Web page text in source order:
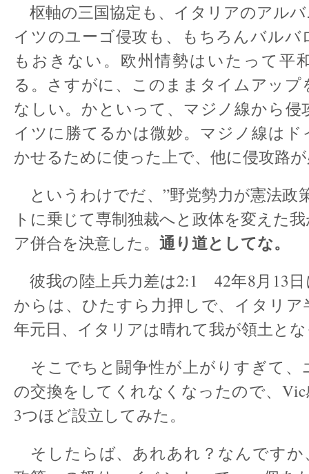
枢軸の三国協定も、イタリアのアル
イツのユーゴ侵攻も、もちろんバルバ
もおきない。欧州情勢はいたって平
る。さすがに、このままタイムアップ
なしい。かといって、マジノ線から侵
イツに勝てるかは微妙。マジノ線はド
かせるために使った上で、他に侵攻路
というわけでだ、”野党勢力が憲法政
トに乗じて専制独裁へと政体を変えた
ア併合を決意した。 通り道としてな。
彼我の陸上兵力差は2:1 42年8月13日
からは、ひたすら力押しで、イタリア
年元日、イタリアは晴れて我が領土と
そこでちと闘争性が上がりすぎて、
の交換をしてくれなくなったので、
3つほど設立してみた。
そしたらば、あれあれ？なんですか